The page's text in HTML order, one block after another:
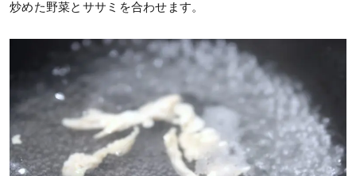
炒めた野菜とササミを合わせます。